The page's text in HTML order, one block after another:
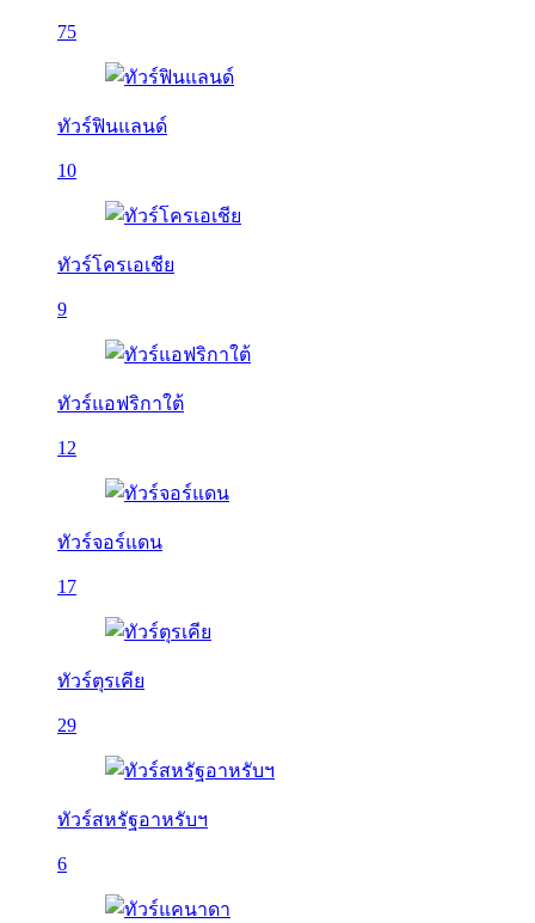
75
ทัวร์ฟินแลนด์
10
ทัวร์โครเอเชีย
9
ทัวร์แอฟริกาใต้
12
ทัวร์จอร์แดน
17
ทัวร์ตุรเคีย
29
ทัวร์สหรัฐอาหรับฯ
6